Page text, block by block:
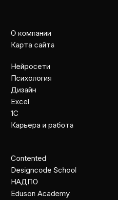
О компании
Карта сайта
Нейросети
Психология
Дизайн
Excel
1C
Карьера и работа
Contented
Designcode School
НАДПО
Eduson Academy